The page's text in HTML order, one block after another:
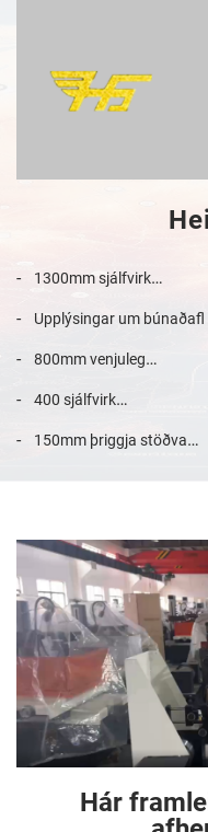
1300mm sjálfvirk
Upplýsingar um búnaðafl
800mm venjuleg
400 sjálfvirk
150mm þriggja stöðva
Hár